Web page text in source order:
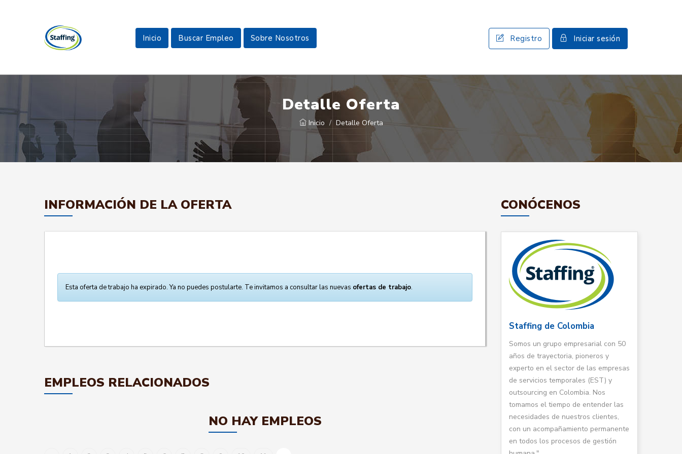
Inicio Buscar Empleo Sobre Nosotros Registro Iniciar sesión
Detalle Oferta
Inicio Detalle Oferta
INFORMACIÓN DE LA OFERTA
Esta oferta de trabajo ha expirado. Ya no puedes postularte. Te invitamos a consultar las nuevas ofertas de trabajo.
EMPLEOS RELACIONADOS
NO HAY EMPLEOS
CONÓCENOS
Staffing de Colombia
Somos un grupo empresarial con 50
años de trayectoria, pioneros y
experto en el sector de las empresas
de servicios temporales (EST) y
outsourcing en Colombia. Nos
tomamos el tiempo de entender las
necesidades de nuestros clientes,
con un acompañamiento permanente
en todos los procesos de gestión